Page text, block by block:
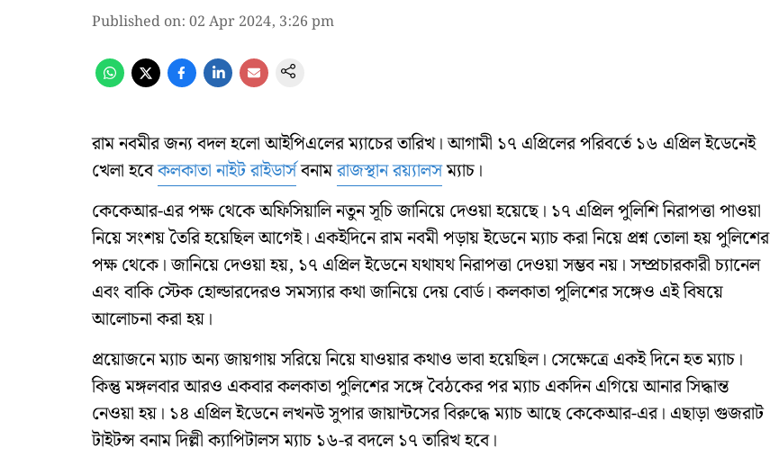
Published on: 02 Apr 2024, 3:26 pm
রাম নবমীর জন্য বদল হলো আইপিএলের ম্যাচের তারিখ। আগামী ১৭ এপ্রিলের পরিবর্তে ১৬ এপ্রিল ইডেনেই
খেলা হবেকলকাতা নাইট রাইডার্সবনামরাজস্থান রয়্যালসম্যাচ।
কেকেআর-এর পক্ষ থেকে অফিসিয়ালি নতুন সূচি জানিয়ে দেওয়া হয়েছে। ১৭ এপ্রিল পুলিশি নিরাপত্তা পাওয়া
নিয়ে সংশয় তৈরি হয়েছিল আগেই। একইদিনে রাম নবমী পড়ায় ইডেনে ম্যাচ করা নিয়ে প্রশ্ন তোলা হয় পুলিশের
পক্ষ থেকে। জানিয়ে দেওয়া হয়, ১৭ এপ্রিল ইডেনে যথাযথ নিরাপত্তা দেওয়া সম্ভব নয়। সম্প্রচারকারী চ্যানেল
এবং বাকি স্টেক হোল্ডারদেরও সমস্যার কথা জানিয়ে দেয় বোর্ড। কলকাতা পুলিশের সঙ্গেও এই বিষয়ে
আলোচনা করা হয়।
প্রয়োজনে ম্যাচ অন্য জায়গায় সরিয়ে নিয়ে যাওয়ার কথাও ভাবা হয়েছিল। সেক্ষেত্রে একই দিনে হত ম্যাচ।
কিন্তু মঙ্গলবার আরও একবার কলকাতা পুলিশের সঙ্গে বৈঠকের পর ম্যাচ একদিন এগিয়ে আনার সিদ্ধান্ত
নেওয়া হয়। ১৪ এপ্রিল ইডেনে লখনউ সুপার জায়ান্টসের বিরুদ্ধে ম্যাচ আছে কেকেআর-এর। এছাড়া গুজরাট
টাইটন্স বনাম দিল্লী ক্যাপিটালস ম্যাচ ১৬-র বদলে ১৭ তারিখ হবে।